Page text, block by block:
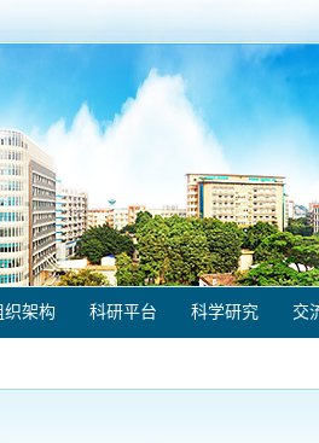
织架构 科研平台 科学研究 交